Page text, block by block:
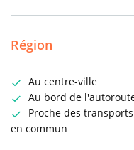
Région
Au centre-ville
Au bord de
Proche des transports
en commun